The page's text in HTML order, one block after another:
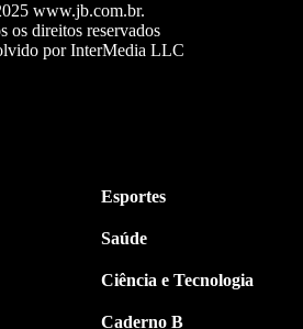
www.jb.com.br.
os direitos reservados
por InterMedia LLC
Esportes
Saúde
Ciência e Tecnologia
Caderno B